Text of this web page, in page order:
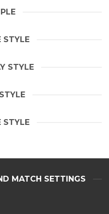
STYLE
STYLE
STYLE
MATCH SETTINGS